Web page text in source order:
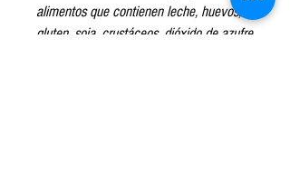
alimentos que contienen leche, huevos,
gluten, soja, crustáceos, dióxido de azufre